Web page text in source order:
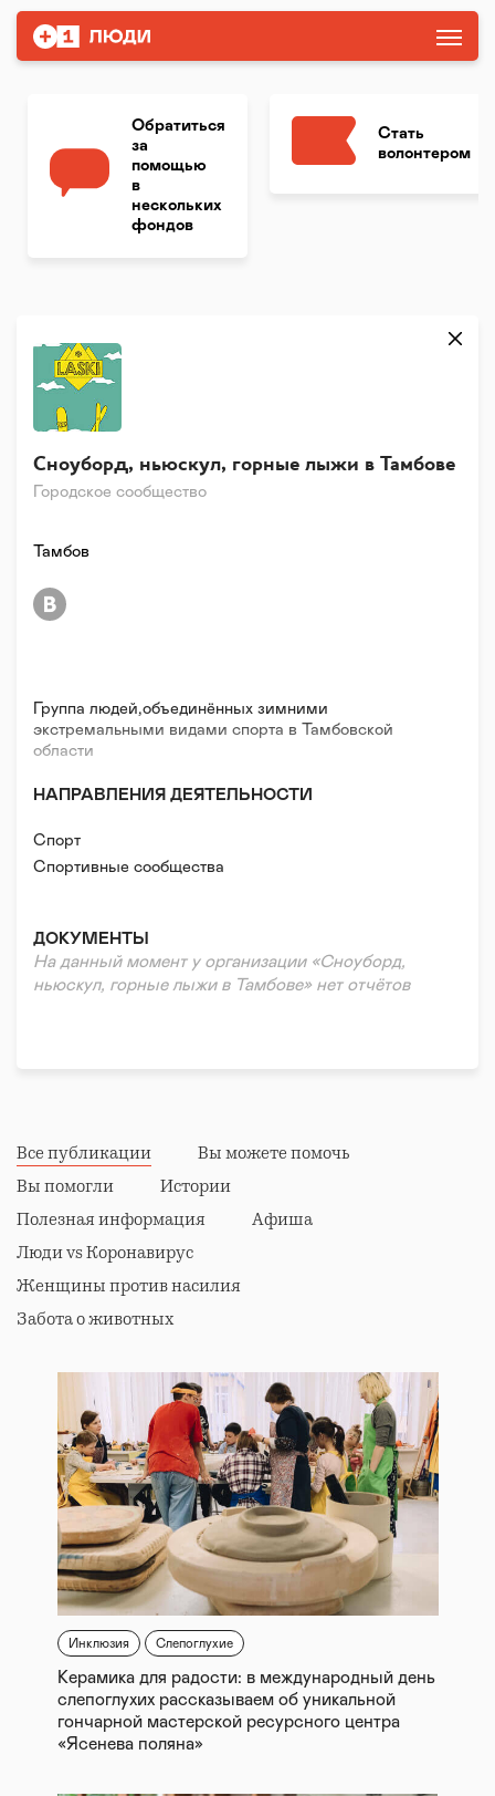
Обратиться
за
помощью
в
нескольких
фондов
Стать
волонтером
Городское сообщество
Сноуборд, ньюскул, горные лыжи в Тамбове
Группа людей,объединённых зимними
экстремальными видами спорта в Тамбовской
области
НАПРАВЛЕНИЯ ДЕЯТЕЛЬНОСТИ
Спорт
Спортивные сообщества
ДОКУМЕНТЫ
На данный момент у организации «Сноуборд,
ньюскул, горные лыжи в Тамбове» нет отчётов
Тамбов
Все публикации
Вы можете помочь
Вы помогли
Истории
Полезная информация
Афиша
Люди vs Коронавирус
Женщины против насилия
Забота о животных
Инклюзия Слепоглухие
Керамика для радости: в международный день
слепоглухих рассказываем об уникальной
гончарной мастерской ресурсного центра
«Ясенева поляна»